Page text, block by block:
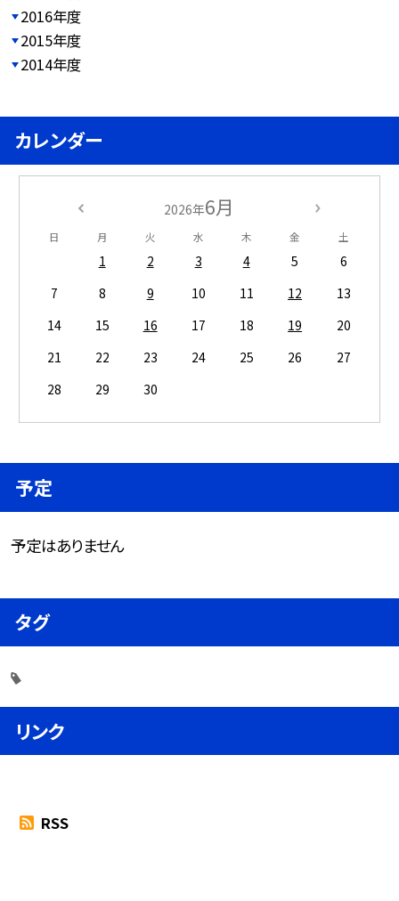
2016年度
2015年度
2014年度
カレンダー
2026年6月
日 月 火 水 木 金 土
1 2 3 4 5
6
7
8 9 10 11 12
13
14
15 16 17 18 19
20
21
22 23 24 25 26
27
28
29 30
予定
予定はありません
タグ
リンク
RSS